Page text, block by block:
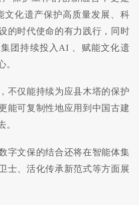
文化遗产保护高质量发展、科
的时代使命的有力践行，同时
团持续投入AI 、赋能文化遗
。
不仅能持续为应县木塔的保护
能可复制性地应用到中国古建
。
字文保的结合还将在智能体集
士、活化传承新范式等方面展